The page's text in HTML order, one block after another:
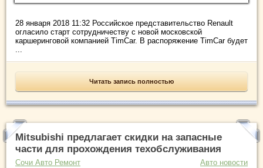
28 января 2018 11:32 Российское представительство Renault
огласило старт сотрудничеству с новой московской
каршеринговой компанией TimCar. В распоряжение TimCar будет
...
Читать запись полностью
Mitsubishi предлагает скидки на запасные
части для прохождения техобслуживания
Сочи Авто Ремонт Авто новости